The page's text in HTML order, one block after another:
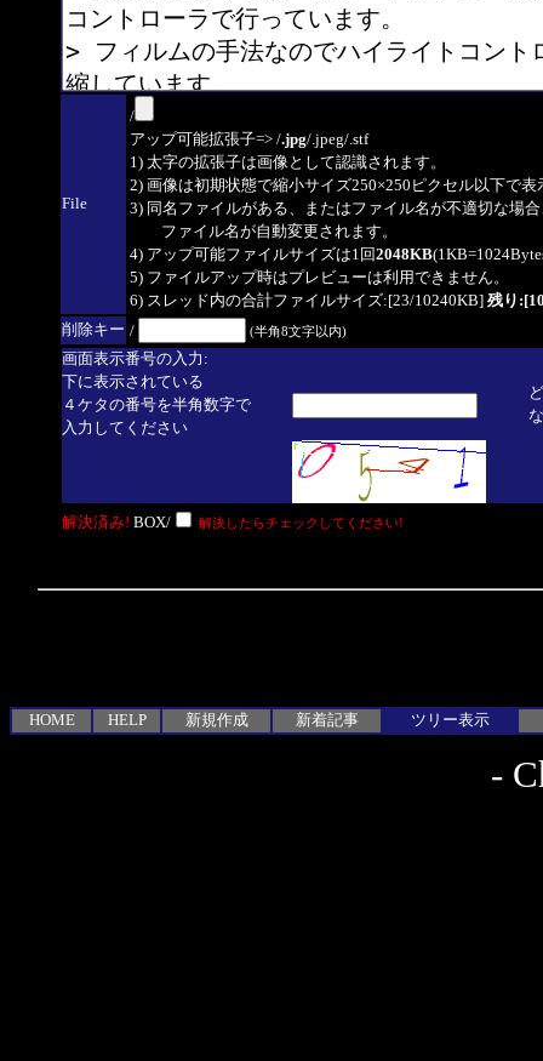
File
/
アップ可能拡張子=> /.jpg/.jpeg/.stf
1) 太字の拡張子は画像として認識されます。
2) 画像は初期状態で縮小サイズ250×250ピクセル以下で表
3) 同名ファイルがある、またはファイル名が不適切な場
ファイル名が自動変更されます。
4) アップ可能ファイルサイズは1回2048KB
5) ファイルアップ時はプレビューは利用できません。
6) スレッド内の合計ファイルサイズ:[23/10240KB] 残り
削除キー / (半角8文字以内)
画面表示番号の入力:
下に表示されている
４ケタの番号を半角数字で
入力してください
解決済み! BOX/ 解決したらチェックしてください!
HOME HELP 新規作成 新着記事 ツリー表示
-